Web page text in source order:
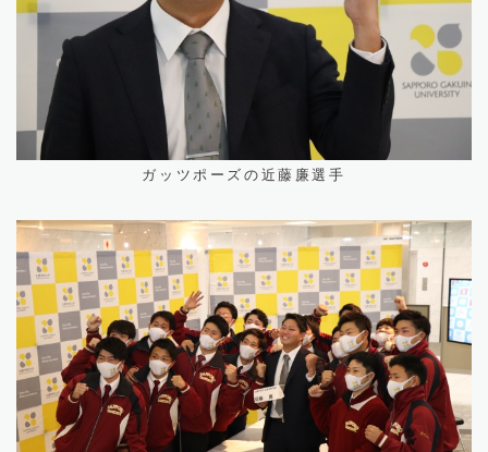
ガッツポーズの近藤廉選手